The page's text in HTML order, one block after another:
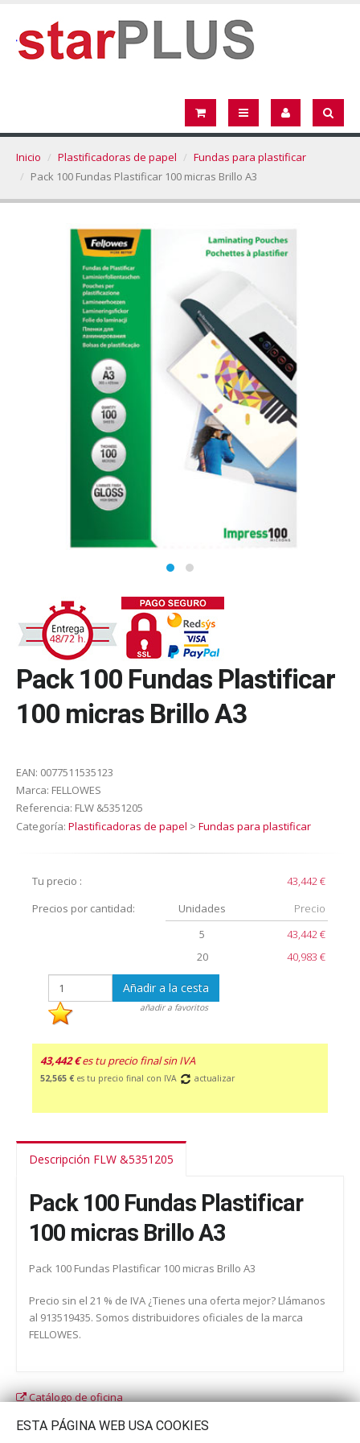
Inicio Plastificadoras de papel
Fundas para plastificar
Pack 100 Fundas Plastificar 100 micras Brillo A3
Pack 100 Fundas Plastificar
100 micras Brillo A3
EAN: 0077511535123
Marca: FELLOWES
Referencia: FLW &5351205
Categoría: Plastificadoras de papel > Fundas para plastificar
Tu precio :
43,442 €
Precios por cantidad:
Unidades
Precio
5
43,442 €
20
40,983 €
Añadir a la cesta
añadir a favoritos
43,442 € es tu precio final sin IVA
52,565 € es tu precio final con IVA actualizar
Descripción FLW &5351205
Pack 100 Fundas Plastificar
100 micras Brillo A3
Pack 100 Fundas Plastificar 100 micras Brillo A3
Precio sin el 21 % de IVA ¿Tienes una oferta mejor? Llámanos
al 913519435. Somos distribuidores oficiales de la marca
FELLOWES.
Catálogo de oficina
ESTA PÁGINA WEB USA COOKIES